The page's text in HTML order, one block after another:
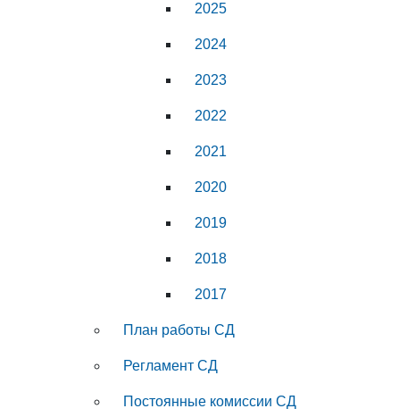
2025
2024
2023
2022
2021
2020
2019
2018
2017
План работы СД
Регламент СД
Постоянные комиссии СД